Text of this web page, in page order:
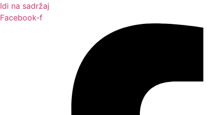
Idi na sadržaj
Facebook-f